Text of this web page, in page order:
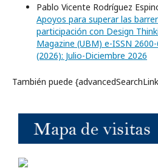
Pablo Vicente Rodríguez
Apoyos para superar las
participación con Design
Magazine (UBM) e-ISSN
(2026): Julio-Diciembre 2026
También puede